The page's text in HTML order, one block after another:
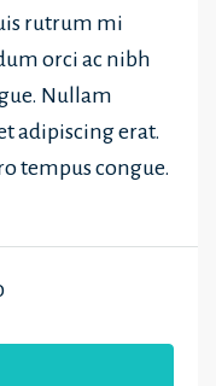
rutrum mi
orci ac nibh
Nullam
adipiscing erat.
tempus congue.